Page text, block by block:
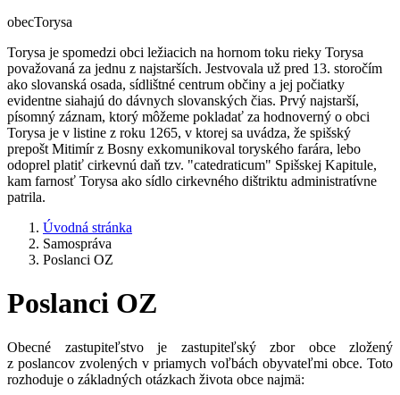
obecTorysa
Torysa je spomedzi obci ležiacich na hornom toku rieky Torysa
považovaná za jednu z najstarších. Jestvovala už pred 13. storočím
ako slovanská osada, sídlištné centrum občiny a jej počiatky
evidentne siahajú do dávnych slovanských čias. Prvý najstarší,
písomný záznam, ktorý môžeme pokladať za hodnoverný o obci
Torysa je v listine z roku 1265, v ktorej sa uvádza, že spišský
prepošt Mitimír z Bosny exkomunikoval toryského farára, lebo
odoprel platiť cirkevnú daň tzv. "catedraticum" Spišskej Kapitule,
kam farnosť Torysa ako sídlo cirkevného dištriktu administratívne
patrila.
Úvodná stránka
Samospráva
Poslanci OZ
Poslanci OZ
Obecné zastupiteľstvo je zastupiteľský zbor obce zložený
z poslancov zvolených v priamych voľbách obyvateľmi obce. Toto
rozhoduje o základných otázkach života obce najmä: